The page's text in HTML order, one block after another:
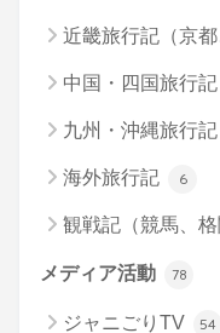
近畿旅行記（京都
中国・四国旅行
九州・沖縄旅行記
海外旅行記 6
観戦記（競馬、格
メディア活動 78
ジャニごりTV 54